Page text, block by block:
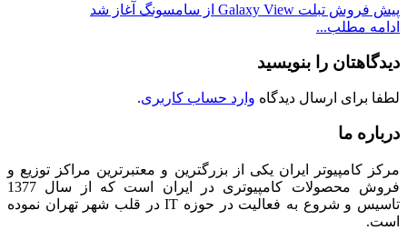
پیش فروش تبلت Galaxy View از سامسونگ آغاز شد
ادامه مطلب...
دیدگاهتان را بنویسید
لطفا برای ارسال دیدگاه وارد حساب کاربری.
درباره ما
مرکز کامپیوتر ایران یکی از بزرگترین و معتبرترین مراکز توزیع و
فروش محصولات کامپیوتری در ایران است که از سال 1377
تاسیس و شروع به فعالیت در حوزه IT در قلب شهر تهران نموده
است.